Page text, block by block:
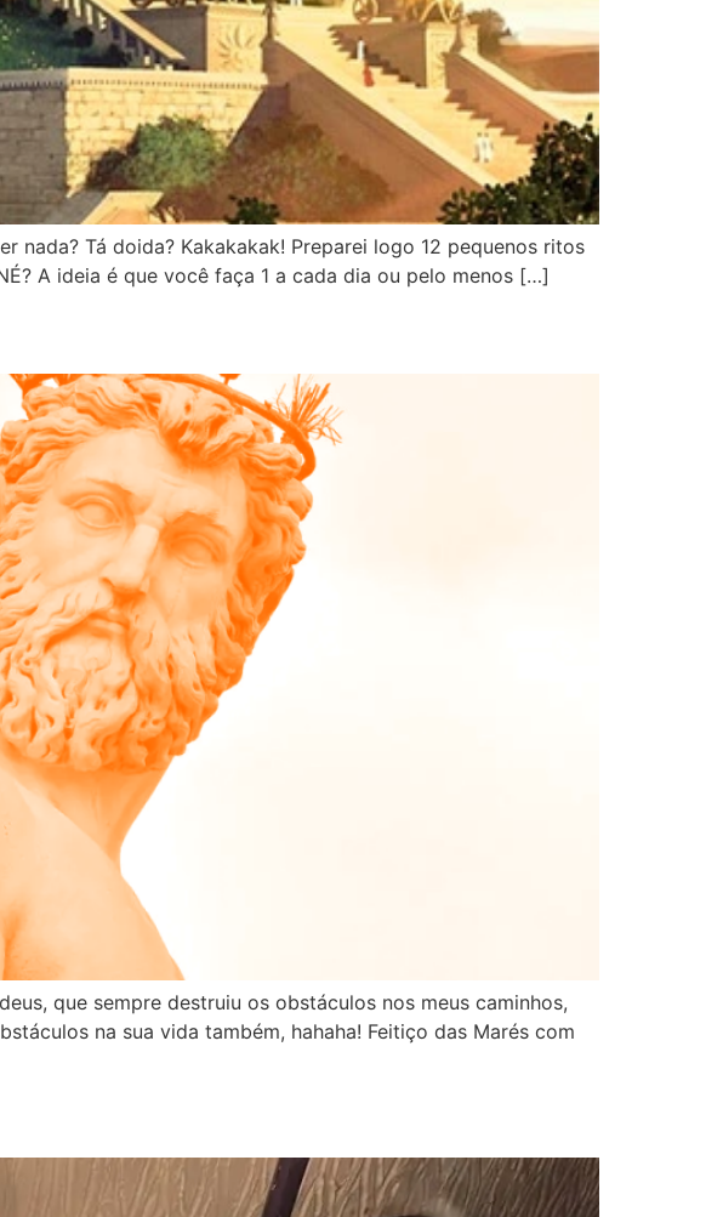
nada? Tá doida? Kakakakak! Preparei logo 12 pequenos ritos
A ideia é que você faça 1 a cada dia ou pelo menos […]
que sempre destruiu os obstáculos nos meus caminhos,
na sua vida também, hahaha! Feitiço das Marés com